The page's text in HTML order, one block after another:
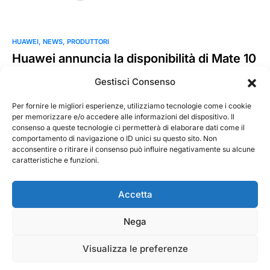
Gestisci Consenso
Per fornire le migliori esperienze, utilizziamo tecnologie come i cookie
per memorizzare e/o accedere alle informazioni del dispositivo. Il
consenso a queste tecnologie ci permetterà di elaborare dati come il
comportamento di navigazione o ID unici su questo sito. Non
acconsentire o ritirare il consenso può influire negativamente su alcune
caratteristiche e funzioni.
Accetta
Nega
Visualizza le preferenze
HUAWEI NEWS PRODUTTORI
Huawei annuncia la disponibilità di Mate 10
della famiglia Mate, disponibile da domani nei…
MarKusss
25 Ottobre 2017
Leggi tutto
@ 2026 - Tecnorecensioni